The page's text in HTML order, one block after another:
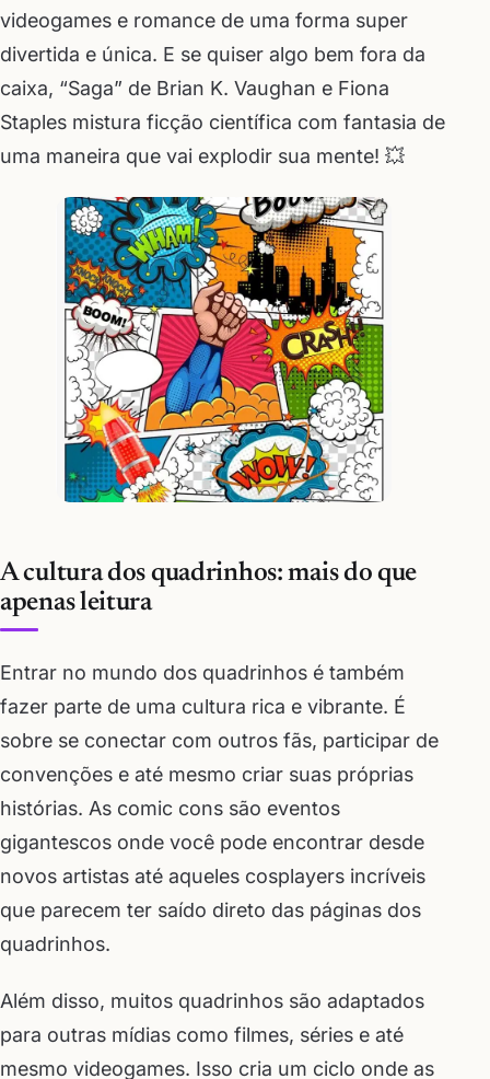
videogames e romance de uma forma super
divertida e única. E se quiser algo bem fora da
caixa, “Saga” de Brian K. Vaughan e Fiona
Staples mistura ficção científica com fantasia de
uma maneira que vai explodir sua mente! 💥
A cultura dos quadrinhos: mais do que
apenas leitura
Entrar no mundo dos quadrinhos é também
fazer parte de uma cultura rica e vibrante. É
sobre se conectar com outros fãs, participar de
convenções e até mesmo criar suas próprias
histórias. As comic cons são eventos
gigantescos onde você pode encontrar desde
novos artistas até aqueles cosplayers incríveis
que parecem ter saído direto das páginas dos
quadrinhos.
Além disso, muitos quadrinhos são adaptados
para outras mídias como filmes, séries e até
mesmo videogames. Isso cria um ciclo onde as